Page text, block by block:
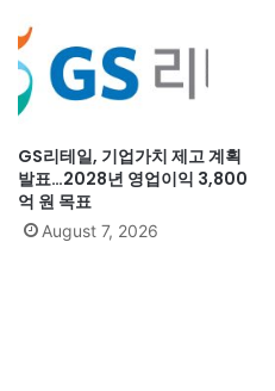
GS리테일, 기업가치 제고 계획
발표…2028년 영업이익 3,800
억 원 목표
August 7, 2026